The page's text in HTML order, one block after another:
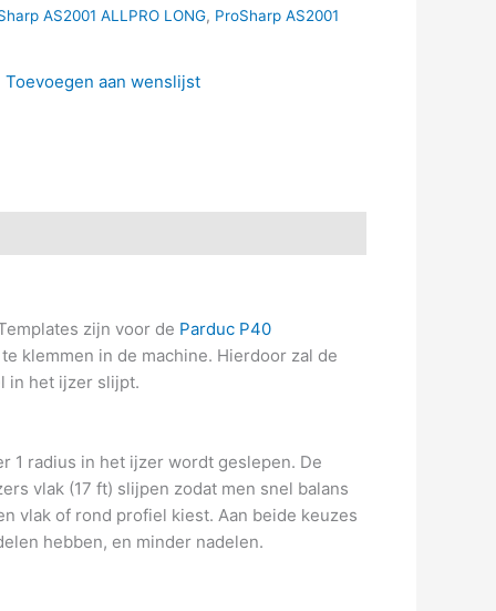
AS2001 ALLPRO LONG, ProSharp AS2001
Toevoegen aan wenslijst
zijn voor de Parduc P40
klemmen in de machine. Hierdoor zal de
in het ijzer slijpt.
1 radius in het ijzer wordt geslepen. De
vlak (17 ft) slijpen zodat men snel balans
vlak of rond profiel kiest. Aan beide keuzes
hebben, en minder nadelen.